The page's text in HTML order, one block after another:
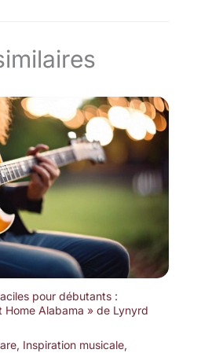
pour débutants :
Alabama » de Lynyrd
, Inspiration musicale,